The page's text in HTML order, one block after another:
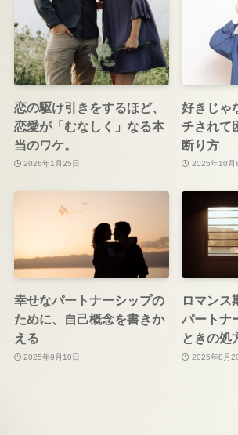
恋の駆け引きをするほど、
恋愛が「むなしく」なる本
当のワケ。
2026年1月25日
好きじゃ
チされて
断り方
2025年10月
幸せなパートナーシップの
ために、自己概念を書きか
える
2025年9月10日
ロマンス
パートナ
ときの処
2025年8月